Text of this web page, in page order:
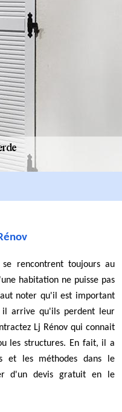
rencontrent toujours au
habitation ne puisse pas
noter qu'il est important
il arrive qu'ils perdent leur
Lj Rénov qui connait
les structures. En fait, il a
et les méthodes dans le
d'un devis gratuit en le